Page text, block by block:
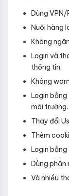
Dùng VPN/
Nuôi hàng
Không
Login và
thông tin.
Không
Login
môi trường.
Thay đổi
Thêm
Login
Dùng phần
Và nhiều